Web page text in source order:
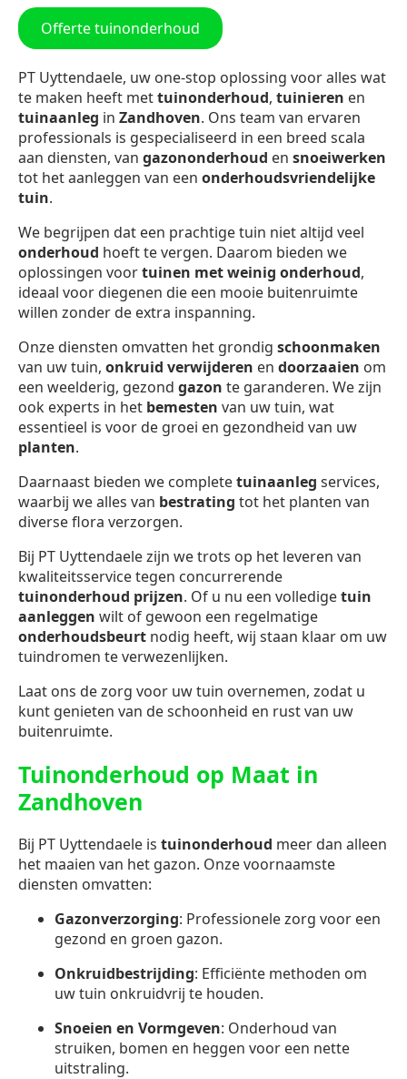
Offerte tuinonderhoud
PT Uyttendaele, uw one-stop oplossing voor alles wat
te maken heeft mettuinonderhoud, tuinieren en
tuinaanleg in Zandhoven. Ons team van ervaren
professionals is gespecialiseerd in een breed scala
aan diensten, van gazononderhoud en snoeiwerken
tot het aanleggen van een onderhoudsvriendelijke
tuin.
We begrijpen dat een prachtige tuin niet altijd veel
onderhoud hoeft te vergen. Daarom bieden we
oplossingen voortuinen met weinig onderhoud,
ideaal voor diegenen die een mooie buitenruimte
willen zonder de extra inspanning.
Onze diensten omvatten het grondig schoonmaken
van uw tuin, onkruid verwijderen en doorzaaien om
een weelderig, gezond gazon te garanderen. We zijn
ook experts in het bemesten van uw tuin, wat
essentieel is voor de groei en gezondheid van uw
planten.
Daarnaast bieden we completetuinaanleg services,
waarbij we alles van bestrating tot het planten van
diverse flora verzorgen.
Bij PT Uyttendaele zijn we trots op het leveren van
kwaliteitsservice tegen concurrerende
tuinonderhoud prijzen. Of u nu een volledigetuin
aanleggen wilt of gewoon een regelmatige
onderhoudsbeurt nodig heeft, wij staan klaar om uw
tuindromen te verwezenlijken.
Laat ons de zorg voor uw tuin overnemen, zodat u
kunt genieten van de schoonheid en rust van uw
buitenruimte.
Tuinonderhoud op Maat in
Zandhoven
Bij PT Uyttendaele is tuinonderhoud meer dan alleen
het maaien van het gazon. Onze voornaamste
diensten omvatten:
Gazonverzorging: Professionele zorg voor een
gezond en groen gazon.
Onkruidbestrijding: Efficiënte methoden om
uw tuin onkruidvrij te houden.
Snoeien en Vormgeven: Onderhoud van
struiken, bomen en heggen voor een nette
uitstraling.